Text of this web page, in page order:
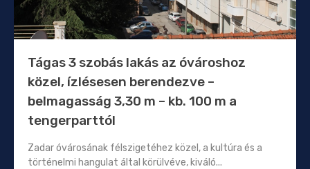
Tágas 3 szobás lakás az óvároshoz
közel, ízlésesen berendezve –
belmagasság 3,30 m – kb. 100 m a
tengerparttól
Zadar óvárosának félszigetéhez közel, a kultúra és a
történelmi hangulat által körülvéve, kiváló...